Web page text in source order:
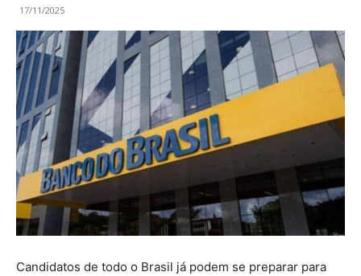
17/11/2025
Candidatos de todo o Brasil já podem se preparar para